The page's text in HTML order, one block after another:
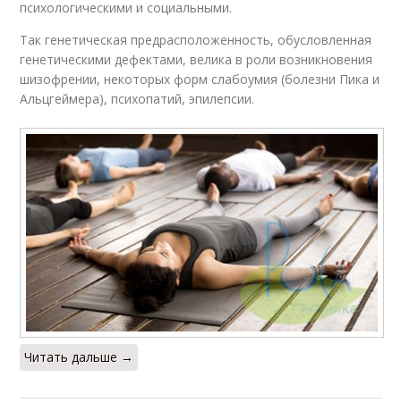
психологическими и социальными.
Так генетическая пред­расположенность, обусловленная
генетическими дефектами, велика в роли возникновения
шизофрении, некоторых форм слабоумия (болезни Пика и
Альцгеймера), психопатий, эпилепсии.
Читать дальше →